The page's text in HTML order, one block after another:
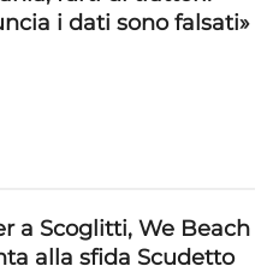
i dati sono falsati»
a Scoglitti, We Beach
alla sfida Scudetto